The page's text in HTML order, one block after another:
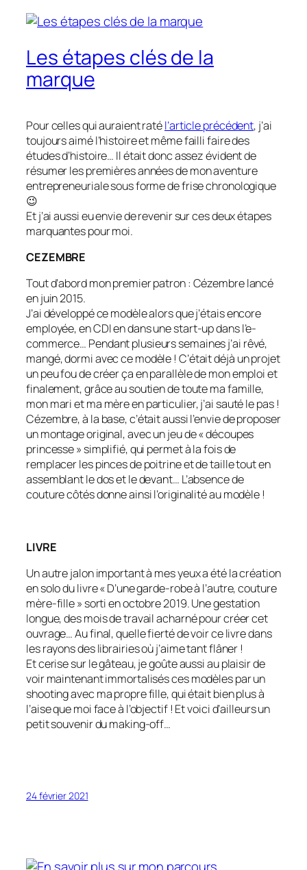
Les étapes clés de la
marque
Pour celles qui auraient ratél’article précédent, j’ai
toujours aimé l’histoire et même failli faire des
études d’histoire… Il était donc assez évident de
résumer les premières années de mon aventure
entrepreneuriale sous forme de frise chronologique
😉
Et j’ai aussi eu envie de revenir sur ces deux étapes
marquantes pour moi.
CEZEMBRE
Tout d’abord mon premier patron : Cézembre lancé
en juin 2015.
J’ai développé ce modèle alors que j’étais encore
employée, en CDI en dans une start-up dans l’e-
commerce… Pendant plusieurs semaines j’ai rêvé,
mangé, dormi avec ce modèle ! C’était déjà un projet
un peu fou de créer ça en parallèle de mon emploi et
finalement, grâce au soutien de toute ma famille,
mon mari et ma mère en particulier, j’ai sauté le pas !
Cézembre, à la base, c’était aussi l’envie de proposer
un montage original, avec un jeu de « découpes
princesse » simplifié, qui permet à la fois de
remplacer les pinces de poitrine et de taille tout en
assemblant le dos et le devant… L’absence de
couture côtés donne ainsi l’originalité au modèle !
LIVRE
Un autre jalon important à mes yeux a été la création
en solo du livre « D’une garde-robe à l’autre, couture
mère-fille » sorti en octobre 2019. Une gestation
longue, des mois de travail acharné pour créer cet
ouvrage… Au final, quelle fierté de voir ce livre dans
les rayons des librairies où j’aime tant flâner !
Et cerise sur le gâteau, je goûte aussi au plaisir de
voir maintenant immortalisés ces modèles par un
shooting avec ma propre fille, qui était bien plus à
l’aise que moi face à l’objectif ! Et voici d’ailleurs un
petit souvenir du making-off…
24 février 2021